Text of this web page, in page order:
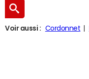
Voir aussi : Cordonnet